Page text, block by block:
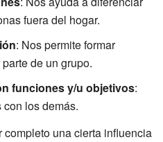
fuera del hogar.
: Nos permite formar
de un grupo.
funciones y/u objetivos:
los demás.
una cierta influencia